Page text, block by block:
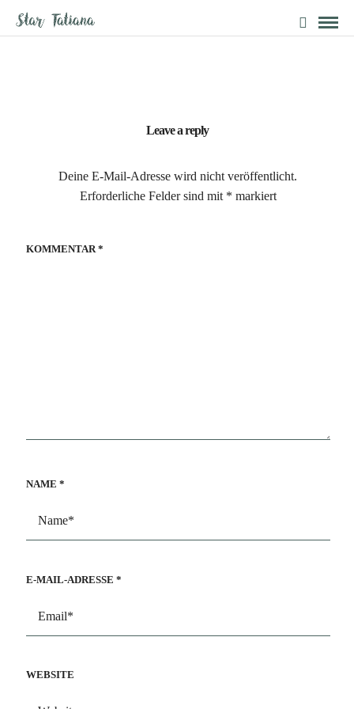
Leave a reply
Deine E-Mail-Adresse wird nicht veröffentlicht.
Erforderliche Felder sind mit * markiert
KOMMENTAR *
NAME *
E-MAIL-ADRESSE *
WEBSITE